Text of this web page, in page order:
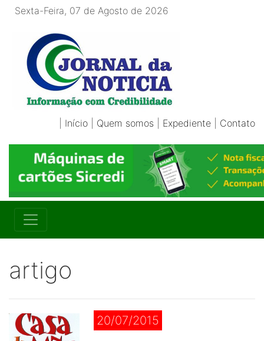
Sexta-Feira, 07 de Agosto de 2026
Início Quem somos Expediente Contato
artigo
20/07/2015